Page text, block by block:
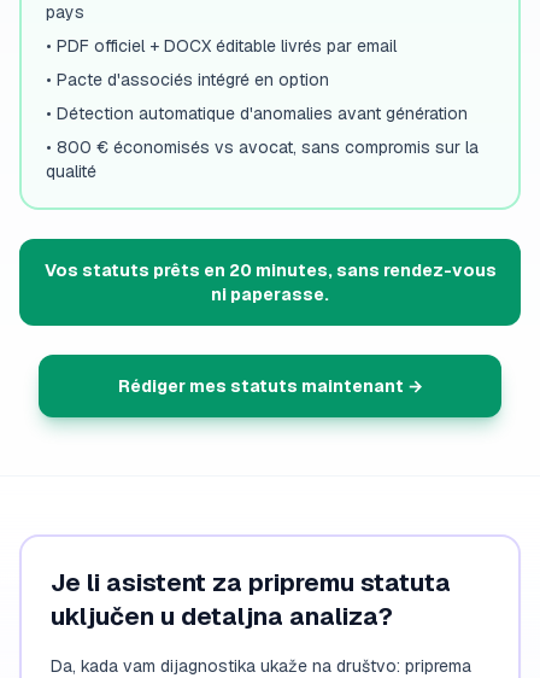
pays
• PDF officiel + DOCX éditable livrés par email
• Pacte d'associés intégré en option
• Détection automatique d'anomalies avant génération
• 800 € économisés vs avocat, sans compromis sur la
qualité
Vos statuts prêts en 20 minutes, sans rendez-vous
ni paperasse.
Rédiger mes statuts maintenant →
Je li asistent za pripremu statuta
uključen u detaljna analiza?
Da, kada vam dijagnostika ukaže na društvo: priprema